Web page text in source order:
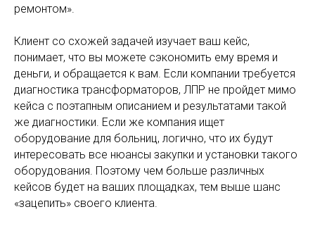
ремонтом».
Клиент со схожей задачей изучает ваш кейс,
понимает, что вы можете сэкономить ему время и
деньги, и обращается к вам. Если компании требуется
диагностика трансформаторов, ЛПР не пройдет мимо
кейса с поэтапным описанием и результатами такой
же диагностики. Если же компания ищет
оборудование для больниц, логично, что их будут
интересовать все нюансы закупки и установки такого
оборудования. Поэтому чем больше различных
кейсов будет на ваших площадках, тем выше шанс
«зацепить» своего клиента.